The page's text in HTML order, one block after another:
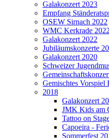
Galakonzert 2023
Empfang
OSEW Sirnach 2022
WMC Kerkrade 2022
Galakonzert 2022
Jubiläumskonzerte
Galakonzert 2020
Schweizer
Gemischtes Vorspiel
2018
Galakonzert
JMK Kids am
Tattoo on
Capoeira -
Sommerfest